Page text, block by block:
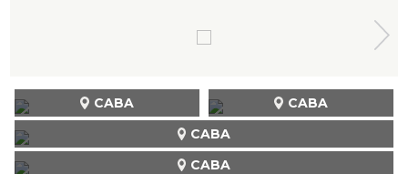
CABA
CABA CABA
CABA